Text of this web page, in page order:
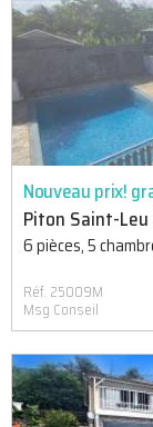
Nouveau prix!
Piton Saint-
6 pièces, 5
Réf. 25009M
Msg Conseil